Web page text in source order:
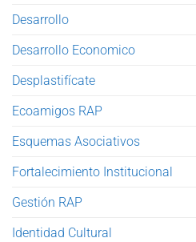
Desarrollo
Desarrollo Economico
Desplastifícate
Ecoamigos RAP
Esquemas Asociativos
Fortalecimiento Institucional
Gestión RAP
Identidad Cultural